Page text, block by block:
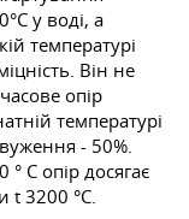
у воді, а
температурі
Він не
опір
температурі
- 50%.
С опір досягає
t 3200 °C.